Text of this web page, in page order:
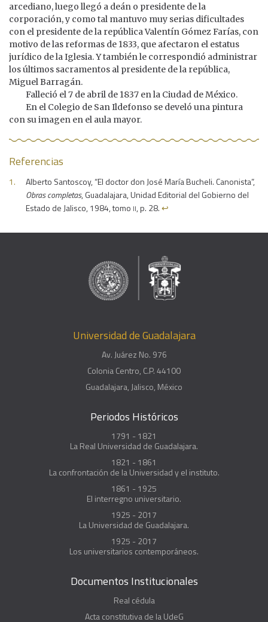
arcediano, luego llegó a deán o presidente de la
corporación, y como tal mantuvo muy serias dificultades
con el presidente de la república Valentín Gómez Farías, con
motivo de las reformas de 1833, que afectaron el estatus
jurídico de la Iglesia. Y también le correspondió administrar
los últimos sacramentos al presidente de la república,
Miguel Barragán.
Falleció el 7 de abril de 1837 en la Ciudad de México.
En el Colegio de San Ildefonso se develó una pintura
con su imagen en el aula mayor.
Referencias
Alberto Santoscoy, “El doctor don José María Bucheli. Canonista”,
Obras completas, Guadalajara, Unidad Editorial del Gobierno del
Estado de Jalisco, 1984, tomo ii, p. 28.↩︎
Universidad de Guadalajara
Av. Juárez No. 976
Colonia Centro, C.P. 44100
Guadalajara, Jalisco, México
Periodos Históricos
1791 - 1821
La Real Universidad de Guadalajara.
1821 - 1861
La confrontación de la Universidad y el instituto.
1861 - 1925
El interregno universitario.
1925 - 2017
La Universidad de Guadalajara.
1925 - 2017
Los universitarios contemporáneos.
Documentos Institucionales
Real cédula
Acta constitutiva de la UdeG